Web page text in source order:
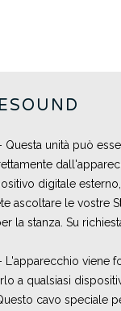
Questa unità può
digitale
ascoltare le vostre
la stanza. Su
L'apparecchio viene
a qualsiasi
cavo speciale